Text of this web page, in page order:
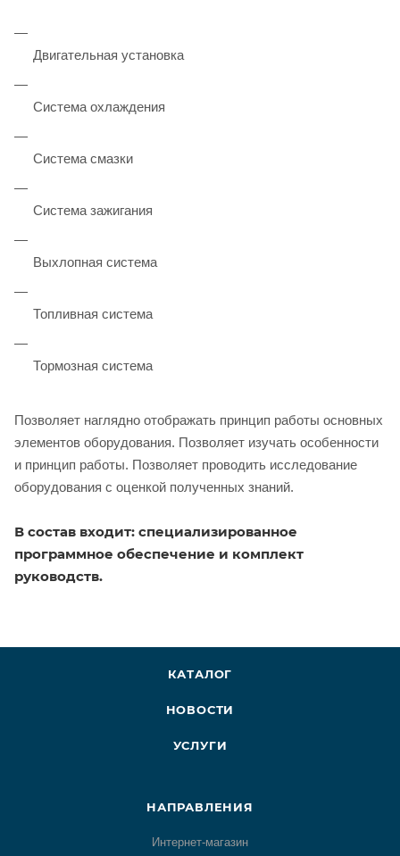
Двигательная установка
Система охлаждения
Система смазки
Система зажигания
Выхлопная система
Топливная система
Тормозная система
Позволяет наглядно отображать принцип работы основных
элементов оборудования. Позволяет изучать особенности
и принцип работы. Позволяет проводить исследование
оборудования с оценкой полученных знаний.
В состав входит: специализированное
программное обеспечение и комплект
руководств.
КАТАЛОГ
НОВОСТИ
УСЛУГИ
НАПРАВЛЕНИЯ
Интернет-магазин